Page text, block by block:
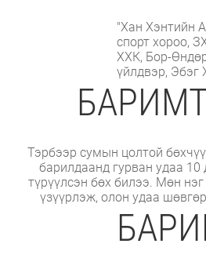
"Хан Хэнтийн
спорт хороо,
ХХК, Бор-
үйлдвэр, Эбэг
Тэрбээр сумын цолтой
барилдаанд гурван удаа 10
түрүүлсэн бөх билээ. Мөн нэг
үзүүрлэж, олон удаа